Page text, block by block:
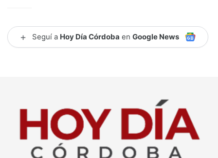
+ Seguí a Hoy Día Córdoba en Google News